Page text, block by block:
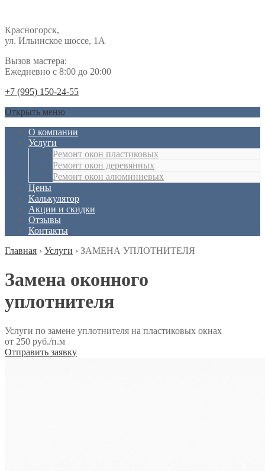
Красногорск,
ул. Ильинское шоссе, 1А
Вызов мастера:
Ежедневно с 8:00 до 20:00
+7 (995) 150-24-55
Открыть меню
О компании
Услуги
Ремонт окон пластиковых
Ремонт окон деревянных
Ремонт окон алюминиевых
Цены
Калькулятор
Акции и скидки
Отзывы
Контакты
Главная › Услуги › ЗАМЕНА УПЛОТНИТЕЛЯ
Замена оконного
уплотнителя
Услуги по замене уплотнителя на пластиковых окнах
от 250 руб./п.м
Отправить заявку